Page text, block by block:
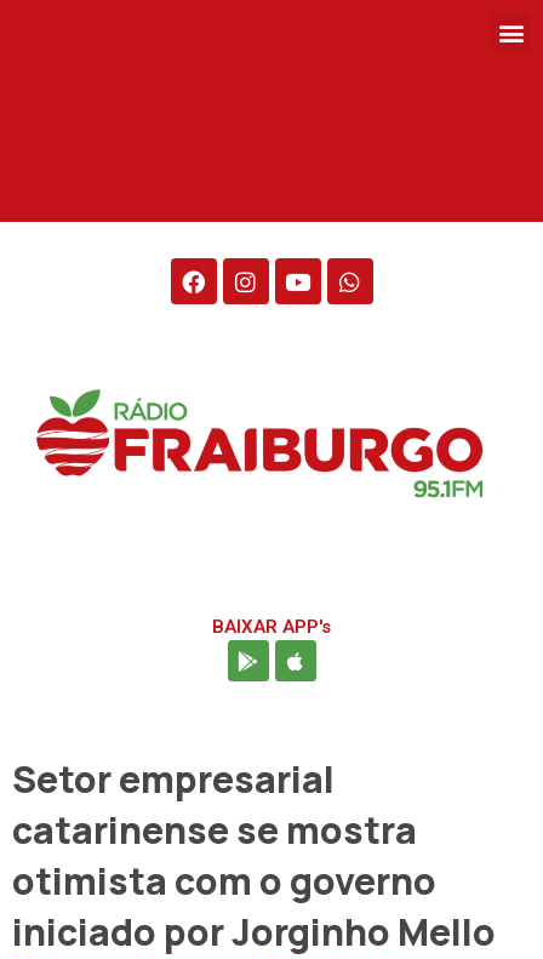
BAIXAR APP's
Setor empresarial
catarinense se mostra
otimista com o governo
iniciado por Jorginho Mello